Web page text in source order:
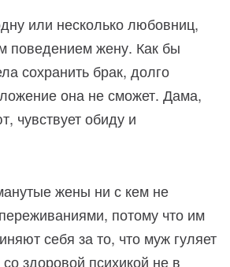
или несколько любовниц,
поведением жену. Как бы
сохранить брак, долго
она не сможет. Дама,
чувствует обиду и
жены ни с кем не
потому что им
себя за то, что муж гуляет
здоровой психикой не в